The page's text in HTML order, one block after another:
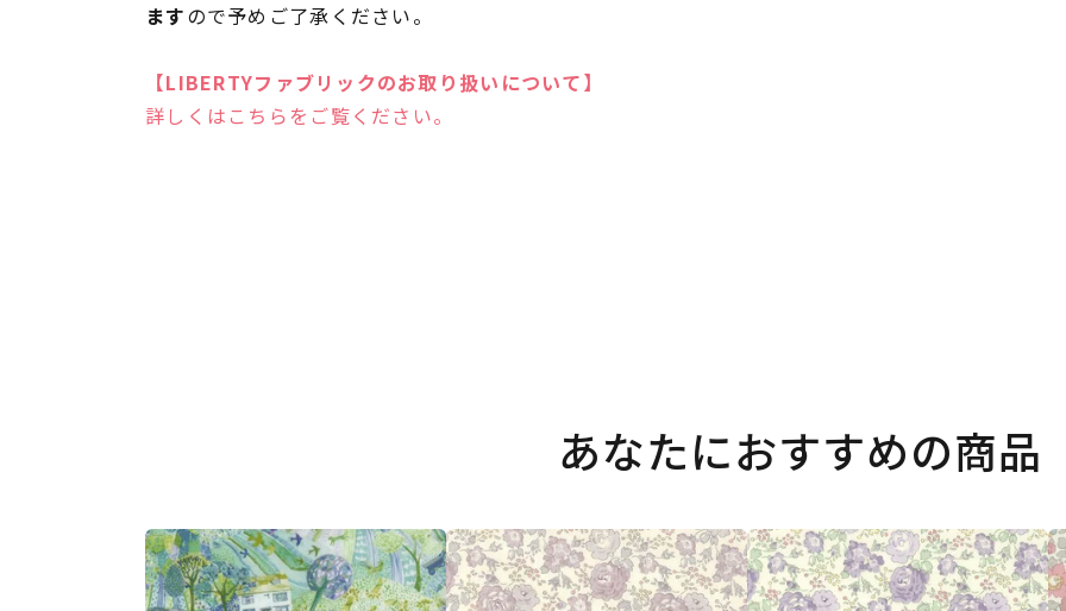
ますので予めご了承ください。
【LIBERTYファブリックのお取り扱いについて】
詳しくはこちらをご覧ください。
あなたにおすすめの商品